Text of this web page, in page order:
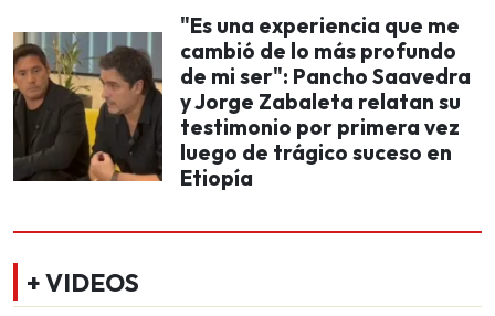
"Es una experiencia que me
cambió de lo más profundo
de mi ser": Pancho Saavedra
y Jorge Zabaleta relatan su
testimonio por primera vez
luego de trágico suceso en
Etiopía
+ VIDEOS